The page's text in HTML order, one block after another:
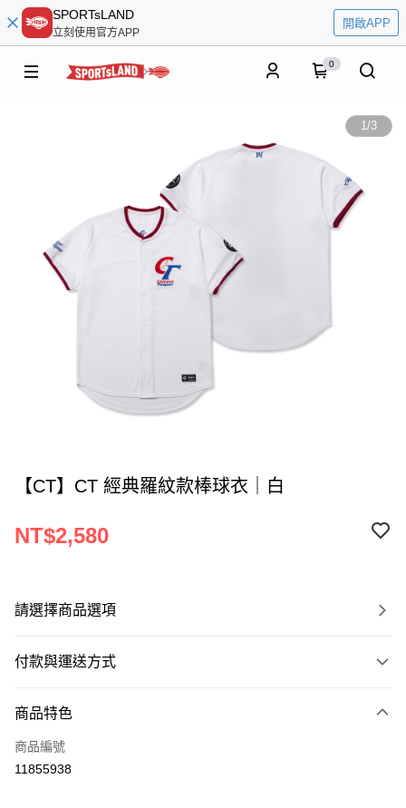
SPORTsLAND
立刻使用官方APP
開啟APP
0
1/3
【CT】CT 經典羅紋款棒球衣｜白
NT$2,580
請選擇商品選項
付款與運送方式
信用卡一次付款
Apple Pay
商品特色
商品編號
11855938